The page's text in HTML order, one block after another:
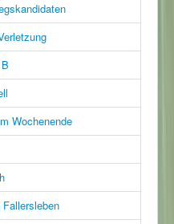
Wochenende